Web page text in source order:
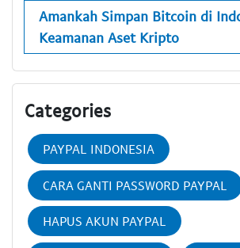
Amankah Simpan Bitcoin di
Keamanan Aset Kripto
Categories
PAYPAL INDONESIA
CARA GANTI PASSWORD PAYPAL
HAPUS AKUN PAYPAL